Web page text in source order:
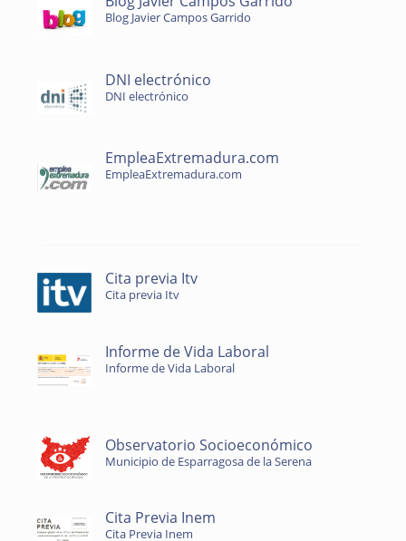
Blog Javier Campos Garrido
DNI electrónico
DNI electrónico
EmpleaExtremadura.com
EmpleaExtremadura.com
Cita previa Itv
Cita previa Itv
Informe de Vida Laboral
Informe de Vida Laboral
Observatorio Socioeconómico
Municipio de Esparragosa de la Serena
Cita Previa Inem
Cita Previa Inem